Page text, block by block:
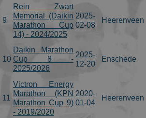
9
Rein Zwart
Memorial (Daikin
Marathon Cup
14) - 2024/2025
2025-
02-08
Heerenveen
10
Daikin Marathon
Cup 8 -
2025/2026
2025-
12-20
Enschede
11
Victron Energy
Marathon (KPN
Marathon Cup 9)
- 2019/2020
2020-
01-04
Heerenveen